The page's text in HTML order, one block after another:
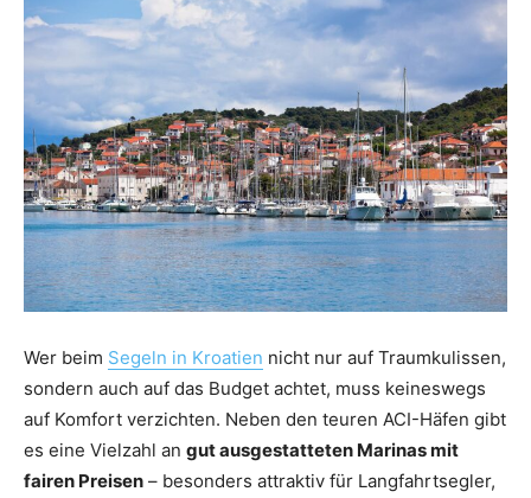
Wer beim Segeln in Kroatien nicht nur auf Traumkulissen,
sondern auch auf das Budget achtet, muss keineswegs
auf Komfort verzichten. Neben den teuren ACI-Häfen gibt
es eine Vielzahl an gut ausgestatteten Marinas mit
fairen Preisen – besonders attraktiv für Langfahrtsegler,